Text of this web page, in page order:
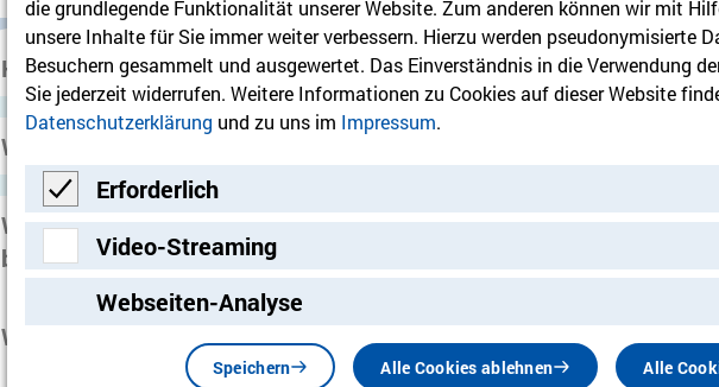
Kostet die Juleica-Ausbildung etwas?
Wie erhalte ich die Jugendleiter*innen-Card?
Welche Unterlagen werden von mir benötigt bevor ich als
betreue?
Wie erfahre ich bei welcher Reise ich als Teamer*in mitfahre?
die grundlegende Funktionalität unserer Website. Zum anderen können wir mit
unsere Inhalte für Sie immer weiter verbessern. Hierzu werden pseudonymisierte
Besuchern gesammelt und ausgewertet. Das Einverständnis in die Verwendung
Sie jederzeit widerrufen. Weitere Informationen zu Cookies auf dieser Website
Datenschutzerklärung und zu uns im Impressum.
Erforderlich
Erforderlich
Video-Streaming
Video-Streaming
Webseiten-Analyse
Speichern Alle Cookies ablehnen Alle